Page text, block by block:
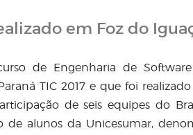
em Foz do
de Engenharia de
TIC 2017 e que foi
de seis equipes do
de alunos da Unicesumar,